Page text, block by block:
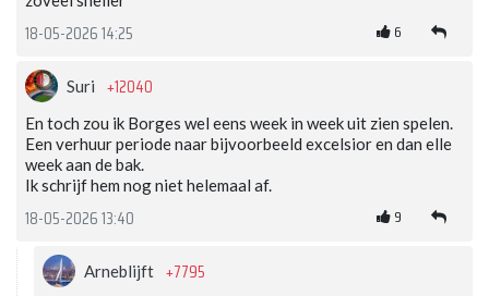
18-05-2026 14:25 6
Suri +12040
En toch zou ik Borges wel eens week in week uit zien spelen.
Een verhuur periode naar bijvoorbeeld excelsior en dan elle
week aan de bak.
Ik schrijf hem nog niet helemaal af.
18-05-2026 13:40 9
Arneblijft +7795